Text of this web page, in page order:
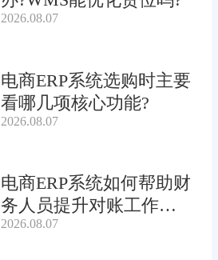
2026.08.07
电商ERP系统选购时主要
看哪几项核心功能?
2026.08.07
电商ERP系统如何帮助财
务人员提升对账工作效
率?
2026.08.07